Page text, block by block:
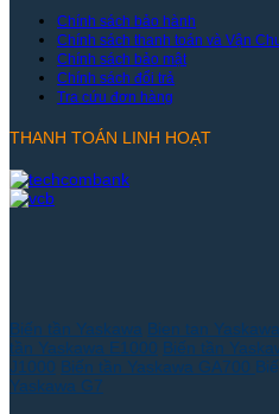
Chính sách bảo hành
Chính sách thanh toán và Vận
Chính sách bảo mật
Chính sách đổi trả
Tra cứu đơn hàng
THANH TOÁN LINH HOẠT
Biến tần Yaskawa Bien tan Yaskawa
tần Yaskawa E1000 Biến tần
J1000 Biến tần Yaskawa GA700
Yaskawa G7